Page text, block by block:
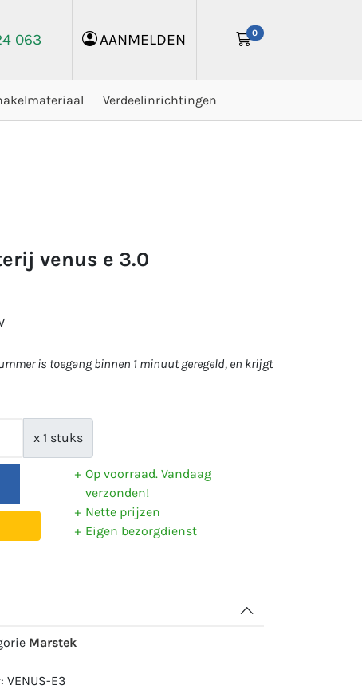
063 AANMELDEN 0
Verdeelinrichtingen
venus e 3.0
is toegang binnen 1 minuut geregeld, en krijgt
x 1 stuks
Op voorraad. Vandaag
verzonden!
Nette prijzen
Eigen bezorgdienst
Marstek
E3